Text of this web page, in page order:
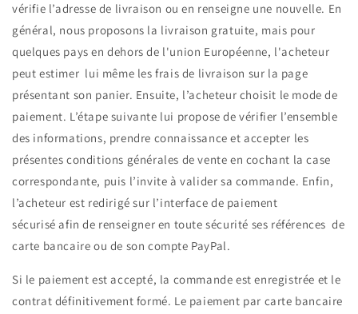
vérifie l’adresse de livraison ou en renseigne une nouvelle. En
général, nous proposons la livraison gratuite, mais pour
quelques pays en dehors de l'union Européenne, l'acheteur
peut estimer lui même les frais de livraison sur la page
présentant son panier. Ensuite, l’acheteur choisit le mode de
paiement. L’étape suivante lui propose de vérifier l’ensemble
des informations, prendre connaissance et accepter les
présentes conditions générales de vente en cochant la case
correspondante, puis l’invite à valider sa commande. Enfin,
l’acheteur est redirigé sur l’interface de paiement
sécurisé afin de renseigner en toute sécurité ses références de
carte bancaire ou de son compte PayPal.
Si le paiement est accepté, la commande est enregistrée et le
contrat définitivement formé. Le paiement par carte bancaire